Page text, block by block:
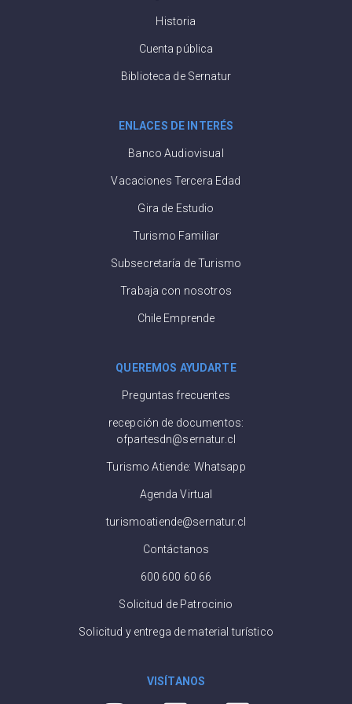
Historia
Cuenta pública
Biblioteca de Sernatur
ENLACES DE INTERÉS
Banco Audiovisual
Vacaciones Tercera Edad
Gira de Estudio
Turismo Familiar
Subsecretaría de Turismo
Trabaja con nosotros
Chile Emprende
QUEREMOS AYUDARTE
Preguntas frecuentes
recepción de documentos:
ofpartesdn@sernatur.cl
Turismo Atiende: Whatsapp
Agenda Virtual
turismoatiende@sernatur.cl
Contáctanos
600 600 60 66
Solicitud de Patrocinio
Solicitud y entrega de material turístico
VISÍTANOS